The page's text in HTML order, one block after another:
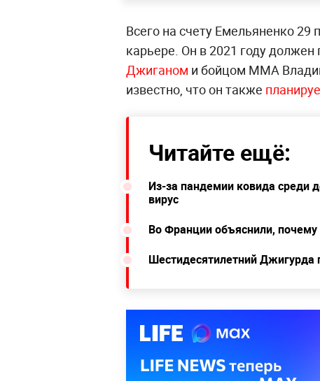
Всего на счету Емельяненко
карьере. Он в 2021 году
Джиганом и бойцом MMA
известно, что он также
Читайте ещё:
Из-за пандемии ковида среди
вирус
Во Франции объяснили, почему
Шестидесятилетний